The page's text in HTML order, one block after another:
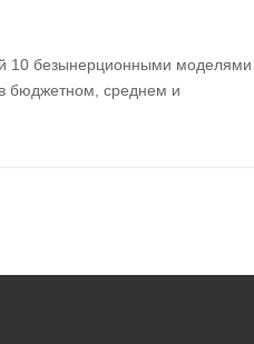
10 безынерционными моделями
бюджетном, среднем и